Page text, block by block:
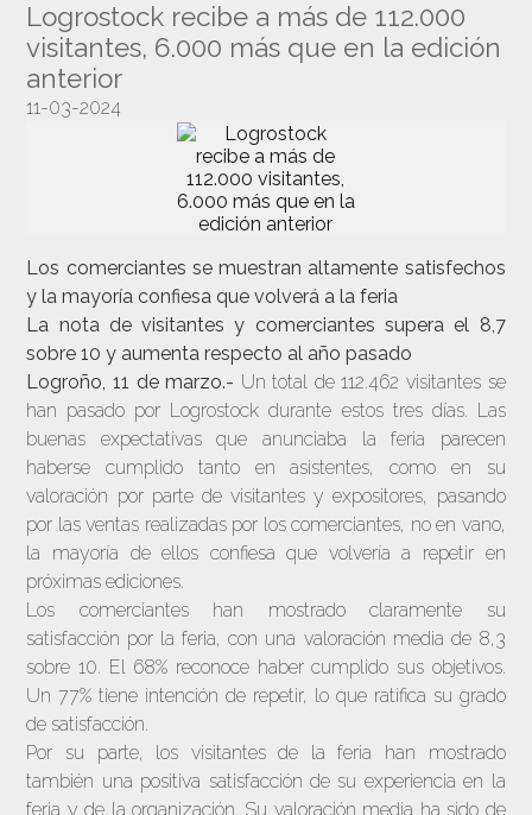
Logrostock recibe a más de 112.000
visitantes, 6.000 más que en la edición
anterior
11-03-2024
Los comerciantes se muestran altamente satisfechos
y la mayoría confiesa que volverá a la feria
La nota de visitantes y comerciantes supera el 8,7
sobre 10 y aumenta respecto al año pasado
Logroño, 11 de marzo.- Un total de 112.462 visitantes se
han pasado por Logrostock durante estos tres días. Las
buenas expectativas que anunciaba la feria parecen
haberse cumplido tanto en asistentes, como en su
valoración por parte de visitantes y expositores, pasando
por las ventas realizadas por los comerciantes, no en vano,
la mayoría de ellos confiesa que volvería a repetir en
próximas ediciones.
Los comerciantes han mostrado claramente su
satisfacción por la feria, con una valoración media de 8,3
sobre 10. El 68% reconoce haber cumplido sus objetivos.
Un 77% tiene intención de repetir, lo que ratifica su grado
de satisfacción.
Por su parte, los visitantes de la feria han mostrado
también una positiva satisfacción de su experiencia en la
feria y de la organización. Su valoración media ha sido de